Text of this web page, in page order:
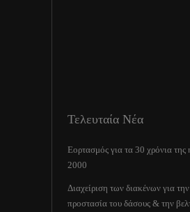
Τελευταία Νέα
Εορτασμός για τα 30 χρόνια της
2000
Διαχείριση των διακένων για
προστασία του δάσους & την